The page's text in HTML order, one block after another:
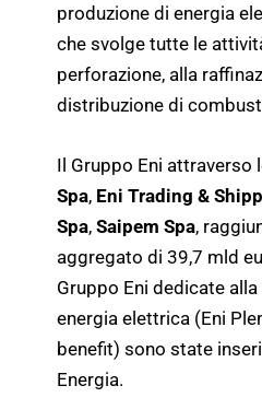
produzione di energia
che svolge tutte le
perforazione, alla
distribuzione di
Il Gruppo Eni attraverso
Spa, Eni Trading &
Spa,Saipem Spa,
aggregato di 39,7 mld
Gruppo Eni dedicate
energia elettrica (Eni
benefit) sono state
Energia.